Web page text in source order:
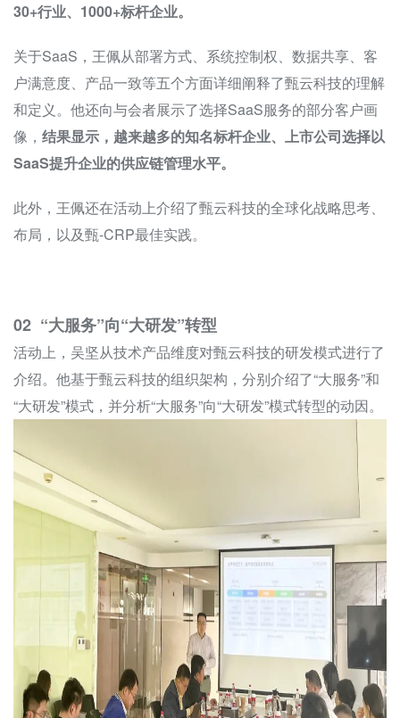
30+行业、1000+标杆企业。
关于SaaS，王佩从部署方式、系统控制权、数据共享、客
户满意度、产品一致等五个方面详细阐释了甄云科技的理解
和定义。他还向与会者展示了选择SaaS服务的部分客户画
像， 结果显示，越来越多的知名标杆企业、上市公司选择以
SaaS提升企业的供应链管理水平。
此外，王佩还在活动上介绍了甄云科技的全球化战略思考、
布局，以及甄-CRP最佳实践。
02 “大服务”向“大研发”转型
活动上，吴坚从技术产品维度对甄云科技的研发模式进行了
介绍。他基于甄云科技的组织架构，分别介绍了“大服务”和
“大研发”模式，并分析“大服务”向“大研发”模式转型的动因。